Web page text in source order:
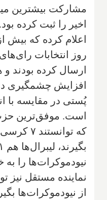
اخیر را ثبت کرده
روز انتخابات
ارسال کرده بودند و
افزایش چشمگیری
است. موفق‌ترین
که
نماینده مستقل
از نیودموکرات‌ها